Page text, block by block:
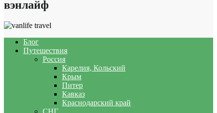
вэнлайф
Блог
Путешествия
Россия
Карелия, Кольский
Крым
Питер
Кавказ
Краснодарский край
СНГ